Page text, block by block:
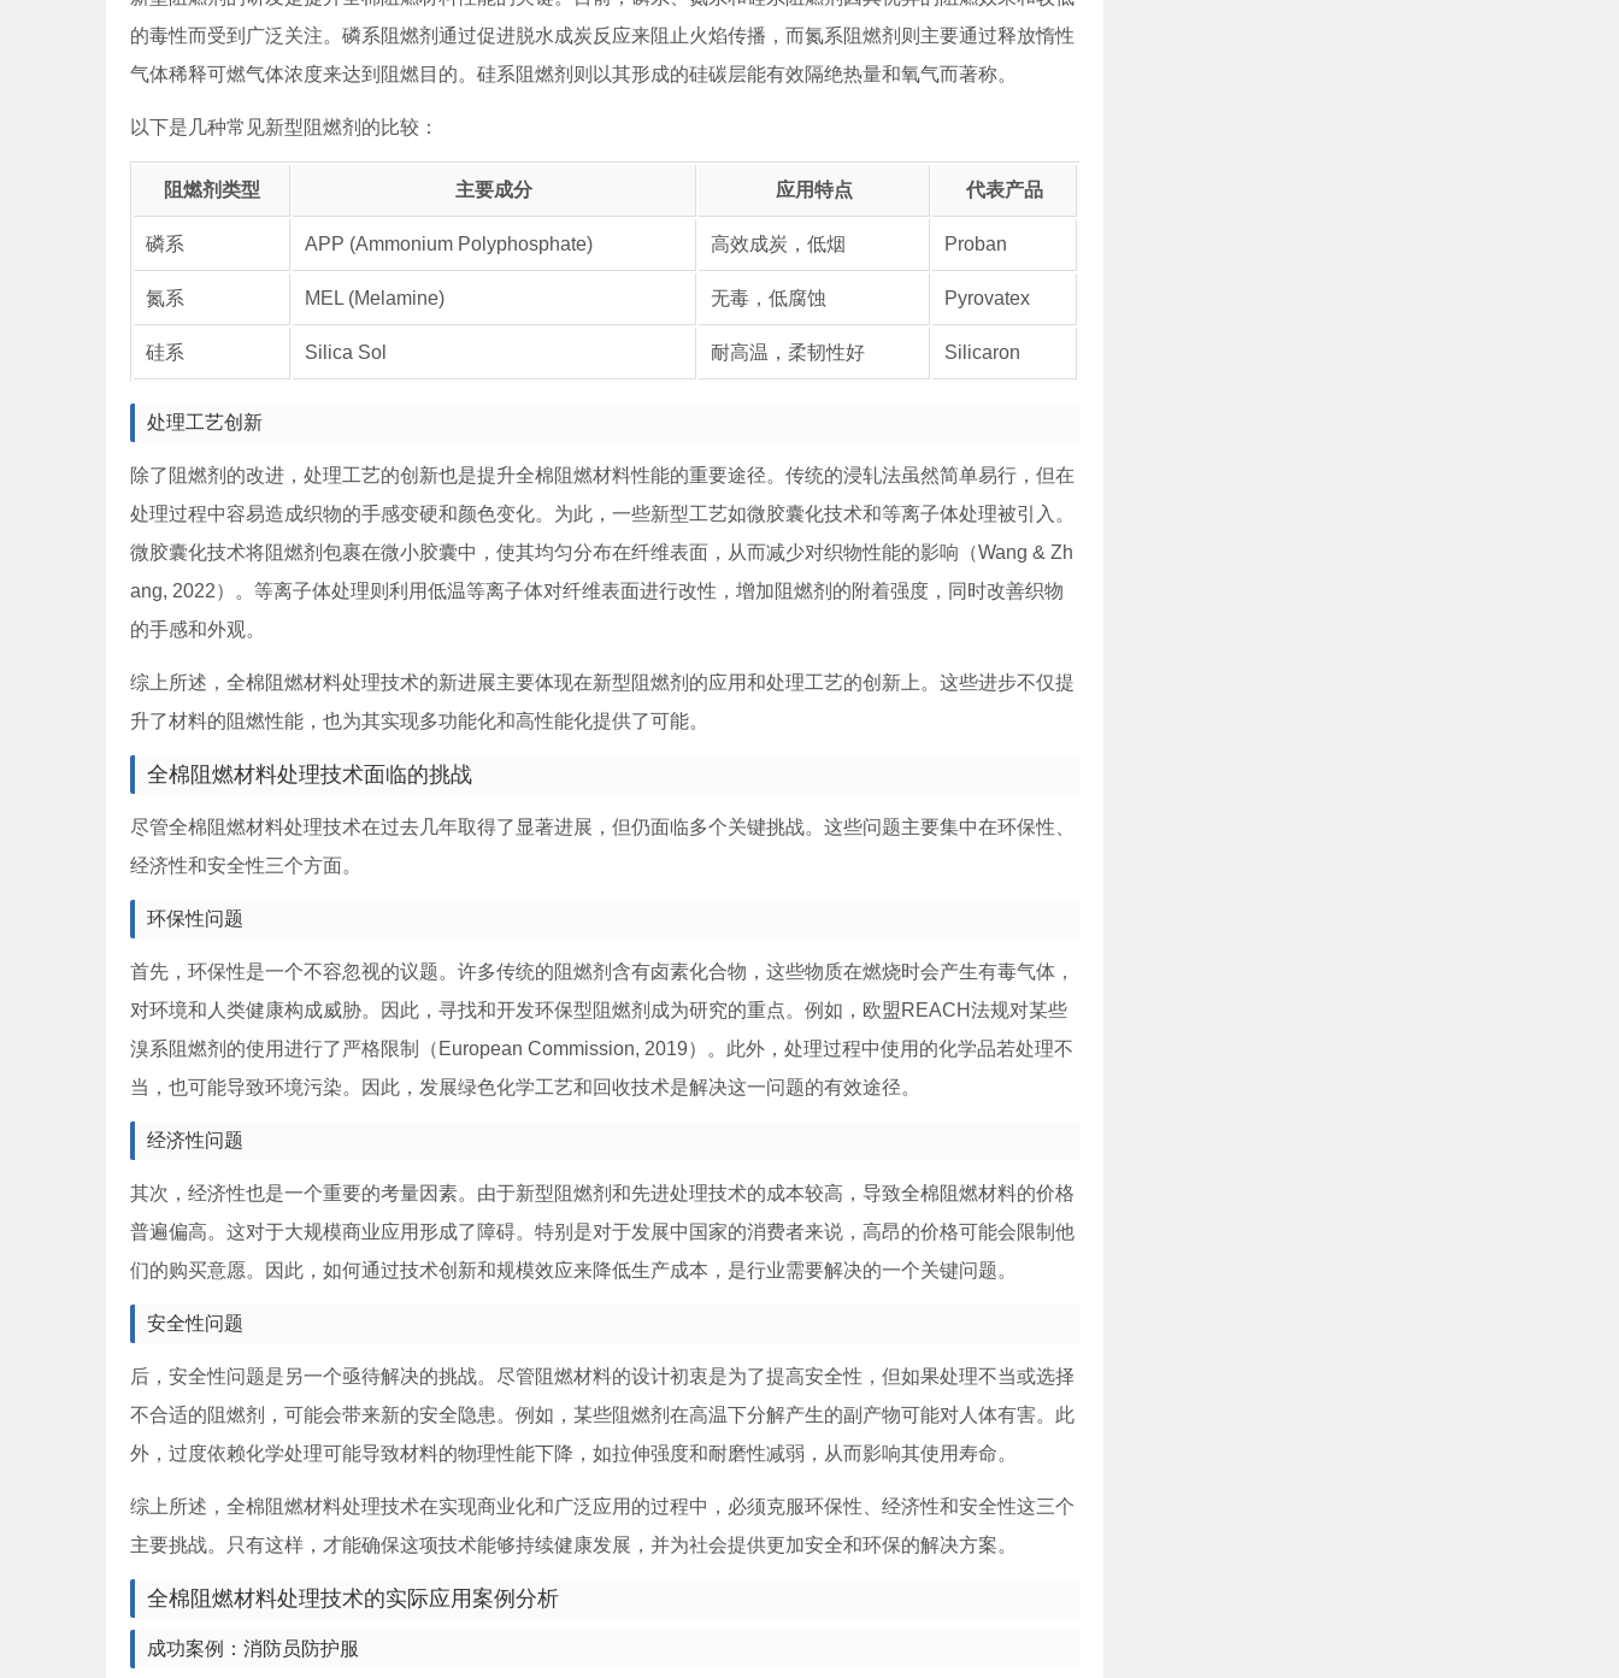
的毒性而受到广泛关注。磷系阻燃剂通过促进脱水成炭反应来阻止火焰传播，而氮系阻燃剂则主要通过释放惰性
气体稀释可燃气体浓度来达到阻燃目的。硅系阻燃剂则以其形成的硅碳层能有效隔绝热量和氧气而著称。
以下是几种常见新型阻燃剂的比较：
阻燃剂类型 主要成分 应用特点 代表产品
磷系 APP (Ammonium Polyphosphate) 高效成炭，低烟 Proban
氮系 MEL (Melamine) 无毒，低腐蚀 Pyrovatex
硅系 Silica Sol 耐高温，柔韧性好 Silicaron
处理工艺创新
除了阻燃剂的改进，处理工艺的创新也是提升全棉阻燃材料性能的重要途径。传统的浸轧法虽然简单易行，但在
处理过程中容易造成织物的手感变硬和颜色变化。为此，一些新型工艺如微胶囊化技术和等离子体处理被引入。
微胶囊化技术将阻燃剂包裹在微小胶囊中，使其均匀分布在纤维表面，从而减少对织物性能的影响（Wang & Zh
ang, 2022）。等离子体处理则利用低温等离子体对纤维表面进行改性，增加阻燃剂的附着强度，同时改善织物
的手感和外观。
综上所述，全棉阻燃材料处理技术的新进展主要体现在新型阻燃剂的应用和处理工艺的创新上。这些进步不仅提
升了材料的阻燃性能，也为其实现多功能化和高性能化提供了可能。
全棉阻燃材料处理技术面临的挑战
尽管全棉阻燃材料处理技术在过去几年取得了显著进展，但仍面临多个关键挑战。这些问题主要集中在环保性、
经济性和安全性三个方面。
环保性问题
首先，环保性是一个不容忽视的议题。许多传统的阻燃剂含有卤素化合物，这些物质在燃烧时会产生有毒气体，
对环境和人类健康构成威胁。因此，寻找和开发环保型阻燃剂成为研究的重点。例如，欧盟REACH法规对某些
溴系阻燃剂的使用进行了严格限制（European Commission, 2019）。此外，处理过程中使用的化学品若处理不
当，也可能导致环境污染。因此，发展绿色化学工艺和回收技术是解决这一问题的有效途径。
经济性问题
其次，经济性也是一个重要的考量因素。由于新型阻燃剂和先进处理技术的成本较高，导致全棉阻燃材料的价格
普遍偏高。这对于大规模商业应用形成了障碍。特别是对于发展中国家的消费者来说，高昂的价格可能会限制他
们的购买意愿。因此，如何通过技术创新和规模效应来降低生产成本，是行业需要解决的一个关键问题。
安全性问题
后，安全性问题是另一个亟待解决的挑战。尽管阻燃材料的设计初衷是为了提高安全性，但如果处理不当或选择
不合适的阻燃剂，可能会带来新的安全隐患。例如，某些阻燃剂在高温下分解产生的副产物可能对人体有害。此
外，过度依赖化学处理可能导致材料的物理性能下降，如拉伸强度和耐磨性减弱，从而影响其使用寿命。
综上所述，全棉阻燃材料处理技术在实现商业化和广泛应用的过程中，必须克服环保性、经济性和安全性这三个
主要挑战。只有这样，才能确保这项技术能够持续健康发展，并为社会提供更加安全和环保的解决方案。
全棉阻燃材料处理技术的实际应用案例分析
成功案例：消防员防护服